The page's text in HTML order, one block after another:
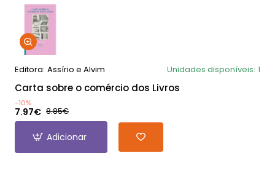
Editora: Assírio e Alvim Unidades disponíveis: 1
Carta sobre o comércio dos Livros
-10%
7.97€ 8.85€
Adicionar